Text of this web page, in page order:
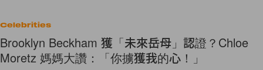
Celebrities
Brooklyn Beckham 獲「未來岳母」認證？Chloe
Moretz 媽媽大讚：「你擄獲我的心！」